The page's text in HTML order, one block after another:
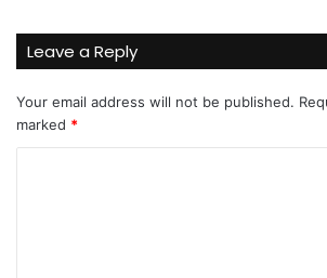
Leave a Reply
Your email address will not be published.
marked *